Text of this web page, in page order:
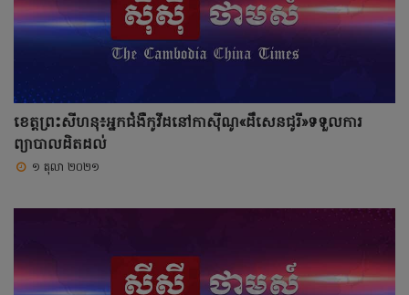
ខេត្តព្រះសីហនុ៖អ្នកជំងឺកូវីដនៅកាស៊ីណូ«ដឹសេនជូរី»ទទួលការ
ព្យាបាលដិតដល់
១ តុលា ២០២១